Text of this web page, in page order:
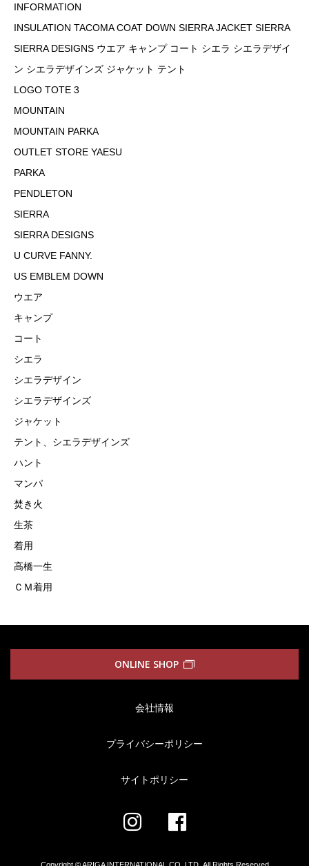
INFORMATION
INSULATION TACOMA COAT DOWN SIERRA JACKET SIERRA
SIERRA DESIGNS ウエア キャンプ コート シエラ シエラデザイ
ン シエラデザインズ ジャケット テント
LOGO TOTE 3
MOUNTAIN
MOUNTAIN PARKA
OUTLET STORE YAESU
PARKA
PENDLETON
SIERRA
SIERRA DESIGNS
U CURVE FANNY.
US EMBLEM DOWN
ウエア
キャンプ
コート
シエラ
シエラデザイン
シエラデザインズ
ジャケット
テント、シエラデザインズ
ハント
マンパ
焚き火
生茶
着用
高橋一生
ＣＭ着用
ONLINE SHOP
会社情報
プライバシーポリシー
サイトポリシー